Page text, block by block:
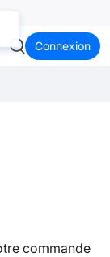
Connexion
commande